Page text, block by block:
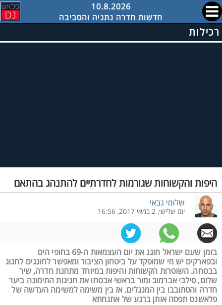
10.8.2026
חדשות חדרה נתניה והסביבה
רכילות
היפות והקשוחות שגורמות לחדרתיים להתנהג בהתאם
שלומי גבאי
יום שלישי, 2 במאי 2017, 16:56
בזמן שעם ישראל חוגג את יום העצמאות ה-69 בחופי הים
ובפארקים יש מי שמופקד על ביטחון הציבור ומאפשר לחוגגים לחגוג
בבטחה. השוטרות הקשוחות והיפות במיוחד מתחנת חדרה, שיר
שלום, סילבי אברמוב ומור בראשי אבטחו את חגיגות התימונה ביער
חדרה והסתובבו בין המנגלים. אז בין משימה למשימה העדשה של
פלאשנט תפסה אותן ברגע של אתנחתא